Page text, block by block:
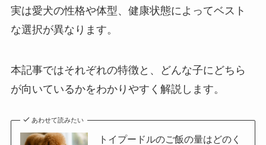
実は愛犬の性格や体型、健康状態によってベスト
な選択が異なります。
本記事ではそれぞれの特徴と、どんな子にどちら
が向いているかをわかりやすく解説します。
あわせて読みたい
トイプードルのご飯の量はどのく